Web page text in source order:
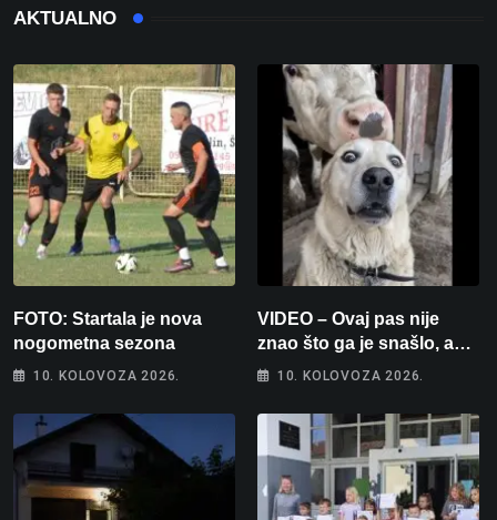
AKTUALNO
FOTO: Startala je nova
nogometna sezona
10. KOLOVOZA 2026.
VIDEO – Ovaj pas nije
znao što ga je snašlo, a
njegova reakcija je
10. KOLOVOZA 2026.